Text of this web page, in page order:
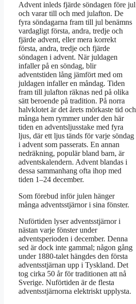
Advent inleds fjärde söndagen före jul
och varar till och med julafton. De
fyra söndagarna fram till jul benämns
vardagligt första, andra, tredje och
fjärde advent, eller mera korrekt
första, andra, tredje och fjärde
söndagen i advent. När juldagen
infaller på en söndag, blir
adventstiden lång jämfört med om
juldagen infaller en måndag. Tiden
fram till julafton räknas ned på olika
sätt beroende på tradition. På norra
halvklotet är det årets mörkaste tid och
många hem rymmer under den här
tiden en adventsljusstake med fyra
ljus, där ett ljus tänds för varje söndag
i advent som passerats. En annan
nedräkning, populär bland barn, är
adventskalendern. Advent blandas i
dessa sammanhang ofta ihop med
tiden 1–24 december.
Som förebud inför julen hänger
många adventsstjärnor i sina fönster.
Nuförtiden lyser adventsstjärnor i
nästan varje fönster under
adventsperioden i december. Denna
sed är dock inte gammal; någon gång
under 1880-talet hängdes den första
adventsstjärnan upp i Tyskland. Det
tog cirka 50 år för traditionen att nå
Sverige. Nuförtiden är de flesta
adventsstjärnorna elektriskt upplysta.